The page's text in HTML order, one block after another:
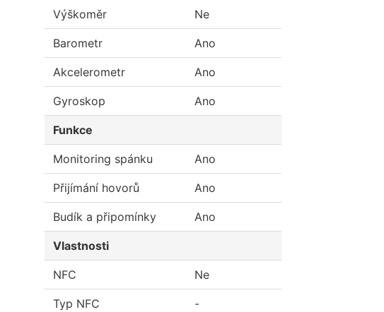
Výškoměr Ne
Barometr Ano
Akcelerometr Ano
Gyroskop Ano
Funkce
Monitoring spánku Ano
Přijímání hovorů Ano
Budík a připomínky Ano
Vlastnosti
NFC Ne
Typ NFC -